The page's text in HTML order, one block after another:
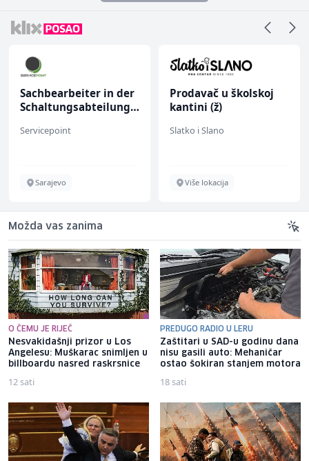
Sachbearbeiter in der
Schaltungsabteilung
Servicepoint
Sarajevo
Prodavač u školskoj
kantini (ž)
Slatko i Slano
Više lokacija
Možda vas zanima
O ČEMU JE RIJEČ
Nesvakidašnji prizor u Los
Angelesu: Muškarac snimljen u
billboardu nasred raskrsnice
12 sati
PREDUGO RADIO U LERU
Zaštitari u SAD-u godinu dana
nisu gasili auto: Mehaničar
ostao šokiran stanjem motora
18 sati